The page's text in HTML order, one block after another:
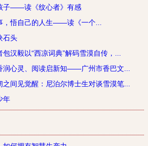
子——读《纹心者》有感
，悟自己的人生——读《一个...
石头
包汉毅以“西凉词典”解码雪漠自传，...
润心灵、阅读启新知——广州市香巴文...
之间见觉醒：尼泊尔博士生对谈雪漠笔...
年